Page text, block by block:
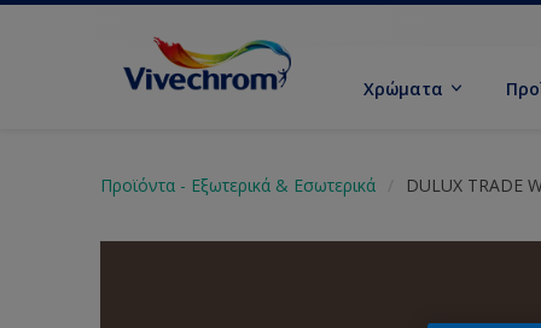
Χρώματα
Προϊόντα - Εξωτερικά & Εσωτερικά DULUX TRADE